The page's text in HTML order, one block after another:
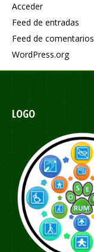
Acceder
Feed de entradas
Feed de comentarios
WordPress.org
LOGO